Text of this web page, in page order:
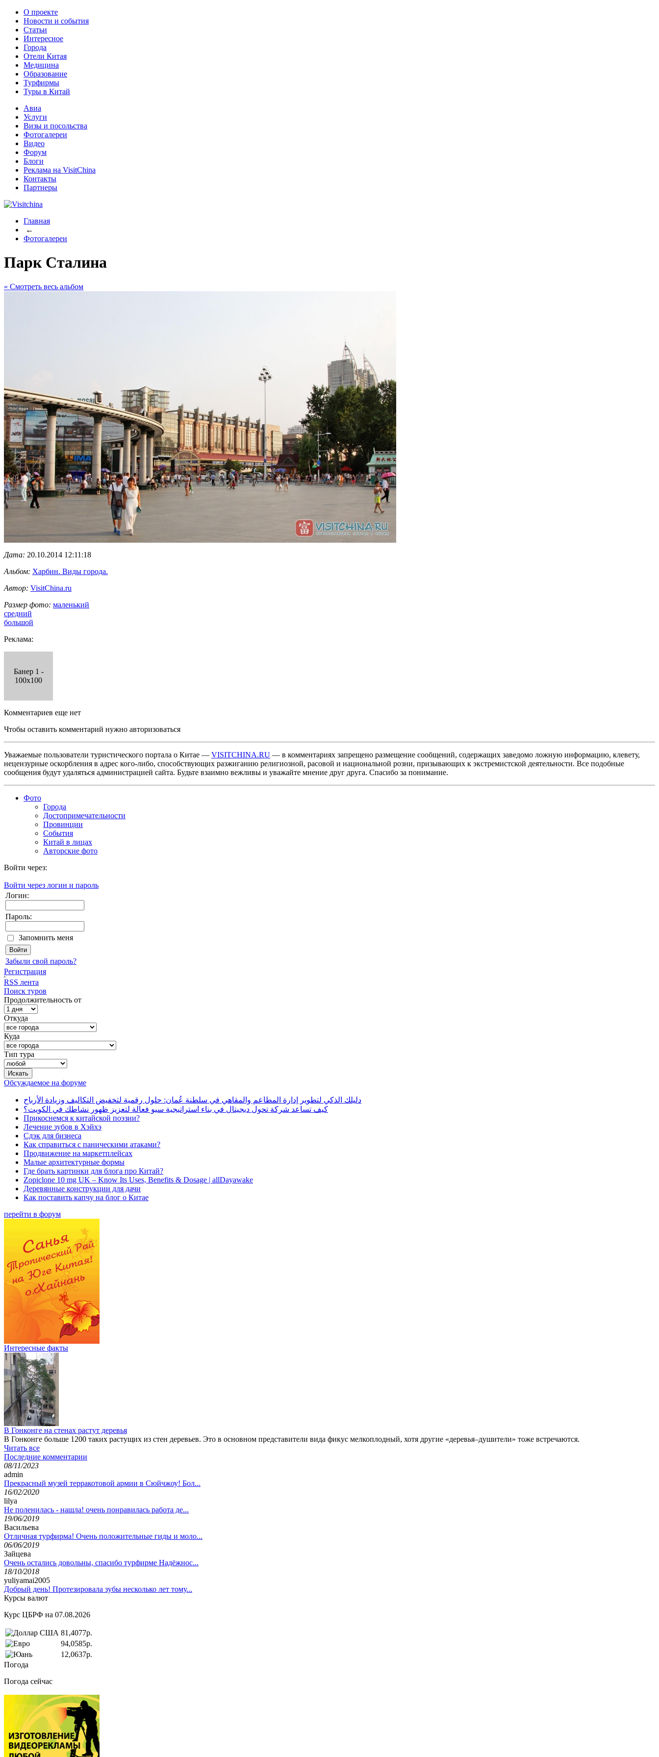
О проекте
Новости и события
Статьи
Интересное
Города
Отели Китая
Медицина
Образование
Турфирмы
Туры в Китай
Авиа
Услуги
Визы и посольства
Фотогалереи
Видео
Форум
Блоги
Реклама на VisitChina
Контакты
Партнеры
Главная
←
Фотогалереи
Парк Сталина
« Cмотреть весь альбом
Дата: 20.10.2014 12:11:18
Альбом: Харбин. Виды города.
Автор: VisitChina.ru
Размер фото: маленький
средний
большой
Реклама:
Банер 1 -
100x100
Комментариев еще нет
Чтобы оставить комментарий нужно авторизоваться
Уважаемые пользователи туристического портала о Китае — VISITCHINA.RU — в комментариях запрещено размещение сообщений, содержащих заведомо ложную информацию, клевету,
нецензурные оскорбления в адрес кого-либо, способствующих разжиганию религиозной, расовой и национальной розни, призывающих к экстремистской деятельности. Все подобные
сообщения будут удаляться администрацией сайта. Будьте взаимно вежливы и уважайте мнение друг друга. Спасибо за понимание.
Фото
Города
Достопримечательности
Провинции
События
Китай в лицах
Авторские фото
Войти через:
Войти через логин и пароль
Логин:
Пароль:
Запомнить меня
Забыли свой пароль?
Регистрация
RSS лента
Поиск туров
Продолжительность от
Откуда
Куда
Тип тура
Обсуждаемое на форуме
دليلك الذكي لتطوير إدارة المطاعم والمقاهي في سلطنة عُمان: حلول رقمية لتخفيض التكاليف وزيادة الأرباح
كيف تساعد شركة تحول ديجيتال في بناء استراتيجية سيو فعالة لتعزيز ظهور نشاطك في الكويت؟
Прикоснемся к китайской поэзии?
Лечение зубов в Хэйхэ
Сдэк для бизнеса
Как справиться с паническими атаками?
Продвижение на маркетплейсах
Малые архитектурные формы
Где брать картинки для блога про Китай?
Zopiclone 10 mg UK – Know Its Uses, Benefits & Dosage | allDayawake
Деревянные конструкции для дачи
Как поставить капчу на блог о Китае
перейти в форум
Интересные факты
В Гонконге на стенах растут деревья
В Гонконге больше 1200 таких растущих из стен деревьев. Это в основном представители вида фикус мелкоплодный, хотя другие «деревья–душители» тоже встречаются.
Читать все
Последние комментарии
08/11/2023
admin
Прекрасный музей терракотовой армии в Сюйчжоу! Бол...
16/02/2020
lilya
Не поленилась - нашла! очень понравилась работа де...
19/06/2019
Васильева
Отличная турфирма! Очень положительные гиды и моло...
06/06/2019
Зайцева
Очень остались довольны, спасибо турфирме Надёжнос...
18/10/2018
yuliyamai2005
Добрый день! Протезировала зубы несколько лет тому...
Курсы валют
Курс ЦБРФ на 07.08.2026
81,4077р.
94,0585р.
12,0637р.
Погода
Погода сейчас